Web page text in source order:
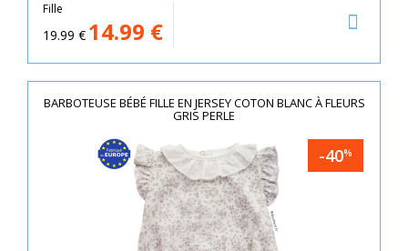
Fille
19.99 € 14.99 €
BARBOTEUSE BÉBÉ FILLE EN JERSEY COTON BLANC À FLEURS
GRIS PERLE
-40%